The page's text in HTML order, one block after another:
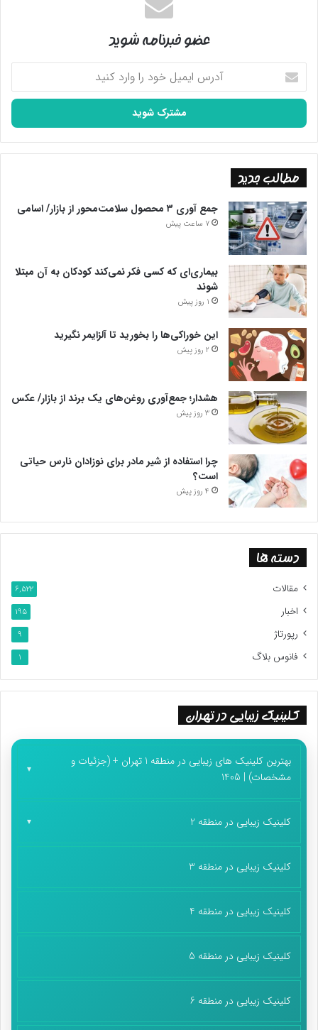
عضو خبرنامه شوید
آدرس
ایمیل
خود
وارد
کنید
مطالب جدید
جمع آوری ۳ محصول سلامت‌محور از بازار/ اسامی
7 ساعت پیش
بیماری‌ای که کسی فکر نمی‌کند کودکان به آن مبتلا
شوند
1 روز پیش
این خوراکی‌ها را بخورید تا آلزایمر نگیرید
2 روز پیش
هشدار؛ جمع‌آوری روغن‌های یک برند از بازار/ عکس
3 روز پیش
چرا استفاده از شیر مادر برای نوزادان نارس حیاتی
است؟
4 روز پیش
دسته ها
مقالات 6,522
اخبار 195
رپورتاژ 9
فانوس بلاگ 1
کلینیک زیبایی در تهران
بهترین کلینیک های زیبایی در منطقه 1 تهران + (جزئیات و
مشخصات) | 1405
کلینیک زیبایی در منطقه 2
کلینیک زیبایی در منطقه 3
کلینیک زیبایی در منطقه 4
کلینیک زیبایی در منطقه 5
کلینیک زیبایی در منطقه 6